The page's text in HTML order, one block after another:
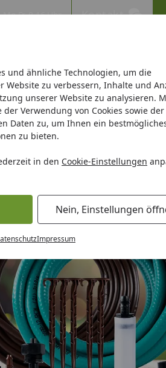
und ähnliche Technologien, um die
Website zu verbessern, Inhalte und
unserer Website zu analysieren.
Verwendung von Cookies sowie der
Daten zu, um Ihnen ein
zu bieten.
in den Cookie-Einstellungen
Nein, Einstellungen
Impressum
Mo-Fr. 8-16 Uhr Kontakt
Zubehör Hochbeete/Frühbeete
Vitavia Regentonnen